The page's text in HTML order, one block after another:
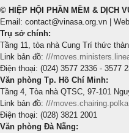
© HIỆP HỘI PHẦN MỀM & DỊCH
Email: contact@vinasa.org.vn |
Trụ sở chính:
Tầng 11, tòa nhà Cung Trí thức
Link bản đồ: ///
Điện thoại: (024) 3577 2336 - 3577
Văn phòng Tp. Hồ Chí Minh:
Tầng 4, Tòa nhà QTSC, 97-101
Link bản đồ: ///moves.chairing.polka
Điện thoại: (028) 3821 2001
Văn phòng Đà Nẵng: